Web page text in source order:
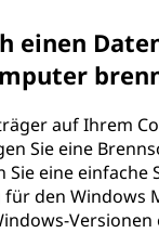
einen
auf Ihrem
Sie eine
Sie eine einfache
den Windows